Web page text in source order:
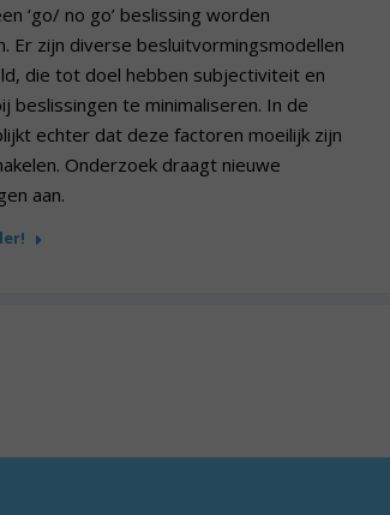
‘go/ no go’ beslissing worden
Er zijn diverse besluitvormingsmodellen
die tot doel hebben subjectiviteit en
beslissingen te minimaliseren. In de
echter dat deze factoren moeilijk zijn
Onderzoek draagt nieuwe
aan.